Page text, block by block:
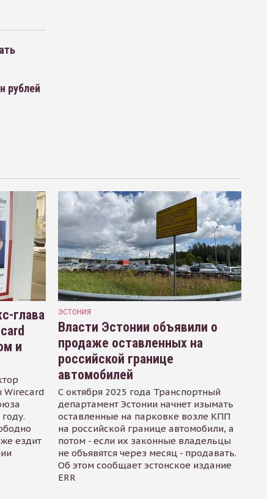
рублей
глава
и
Wirecard
ездит
ЭСТОНИЯ
Власти Эстонии объявили о
продаже оставленных на
российской границе
автомобилей
С октября 2025 года Транспортный
департамент Эстонии начнет изымать
оставленные на парковке возле КПП
на российской границе автомобили, а
потом - если их законные владельцы
не объявятся через месяц - продавать.
Об этом сообщает эстонское издание
ERR